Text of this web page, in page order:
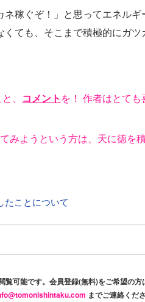
稼ぐぞ！」と思ってエネルギ
ても、そこまで積極的にガツ
、 コメント を！ 作者はとても
みようという方は、天に徳を
たことについて
可能です。会員登録(無料)をご希望の方
までご連絡くださ